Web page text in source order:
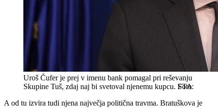
Uroš Čufer je prej v imenu bank pomagal pri reševanju
Skupine Tuš, zdaj naj bi svetoval njenemu kupcu. STA
A od tu izvira tudi njena največja politična travma. Bratuškova je